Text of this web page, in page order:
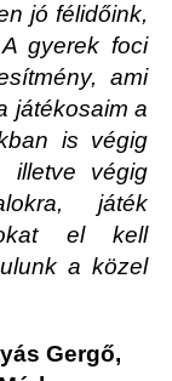
jó félidőink,
gyerek foci
ami
játékosaim a
is végig
illetve végig
játék
el kell
a közel
Gergő,